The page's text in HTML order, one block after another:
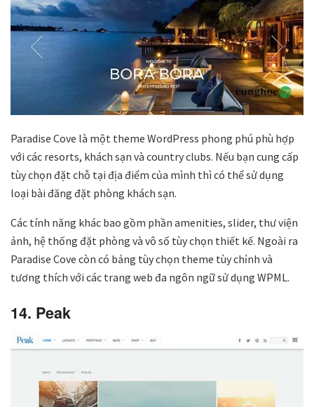
Paradise Cove là một theme WordPress phong phú phù hợp
với các resorts, khách sạn và country clubs. Nếu bạn cung cấp
tùy chọn đặt chỗ tại địa điểm của mình thì có thể sử dụng
loại bài đăng đặt phòng khách sạn.
Các tính năng khác bao gồm phần amenities, slider, thư viện
ảnh, hệ thống đặt phòng và vô số tùy chọn thiết kế. Ngoài ra
Paradise Cove còn có bảng tùy chọn theme tùy chỉnh và
tương thích với các trang web đa ngôn ngữ sử dụng WPML.
14. Peak